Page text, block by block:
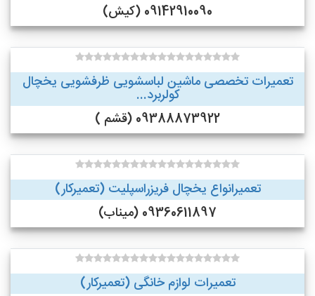
09142910090 (کیش)
تعمیرات تخصصی ماشین لباسشویی ظرفشویی یخچال
کولربرد...
09388873922 (قشم )
تعمیرانواع یخچال فریزراسپلیت (تعمیرکار)
09360611897 (میناب)
تعمیرات لوازم خانگی (تعمیرکار)